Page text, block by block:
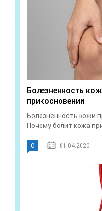
Болезненность
прикосновении
Болезненность кожи
Почему болит кожа
0 01.04.2020